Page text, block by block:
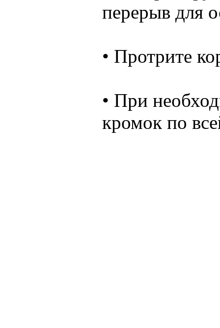
перерыв для
• Протрите
• При
кромок по